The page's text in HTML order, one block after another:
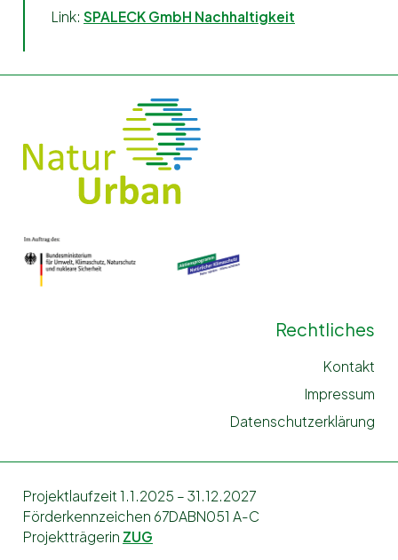
Link: SPALECK GmbH Nachhaltigkeit
Rechtliches
Kontakt
Impressum
Datenschutzerklärung
Projektlaufzeit 1.1.2025 – 31.12.2027
Förderkennzeichen 67DABN051 A-C
Projektträgerin ZUG